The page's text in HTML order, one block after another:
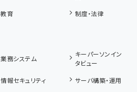
教育 制度・法律
業務システム
キーパーソンイン
タビュー
情報セキュリティ
サーバ構築・運用